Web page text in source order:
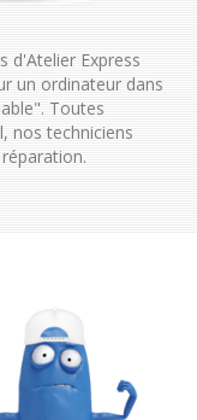
d'Atelier Express
un ordinateur dans
Toutes
nos techniciens